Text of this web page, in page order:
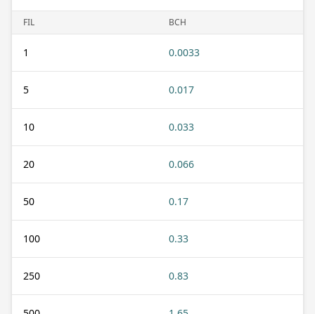
FIL BCH
1 0.0033
5 0.017
10 0.033
20 0.066
50 0.17
100 0.33
250 0.83